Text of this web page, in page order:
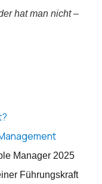
hat man nicht –
Manager 2025
Führungskraft